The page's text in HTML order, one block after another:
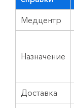
Медцентр
Назначение
Доставка